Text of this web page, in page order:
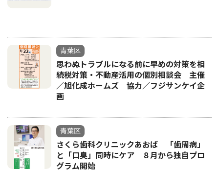
青葉区
思わぬトラブルになる前に早めの対策を相
続税対策・不動産活用の個別相談会 主催
／旭化成ホームズ 協力／フジサンケイ企
画
青葉区
さくら歯科クリニックあおば 「歯周病」
と「口臭」同時にケア ８月から独自プロ
グラム開始